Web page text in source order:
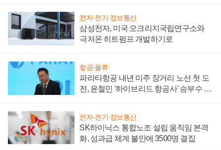
전자·전기·정보통신
삼성전자, 미국 오크리지국립연구소와
극저온 히트펌프 개발하기로
항공·물류
파라타항공 내년 미주 장거리 노선 첫 도
전, 윤철민 '하이브리드 항공사' 승부수 통
전자·전기·정보통신
SK하이닉스 통합노조 설립 움직임 본격
화, 성과급 체계 불만에 3500명 결집